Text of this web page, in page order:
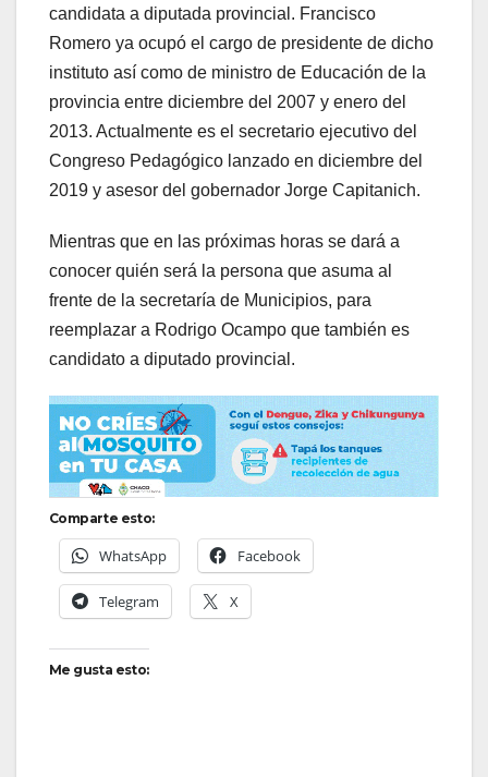
candidata a diputada provincial. Francisco
Romero ya ocupó el cargo de presidente de dicho
instituto así como de ministro de Educación de la
provincia entre diciembre del 2007 y enero del
2013. Actualmente es el secretario ejecutivo del
Congreso Pedagógico lanzado en diciembre del
2019 y asesor del gobernador Jorge Capitanich.
Mientras que en las próximas horas se dará a
conocer quién será la persona que asuma al
frente de la secretaría de Municipios, para
reemplazar a Rodrigo Ocampo que también es
candidato a diputado provincial.
Comparte esto:
WhatsApp Facebook
Telegram X
Me gusta esto: